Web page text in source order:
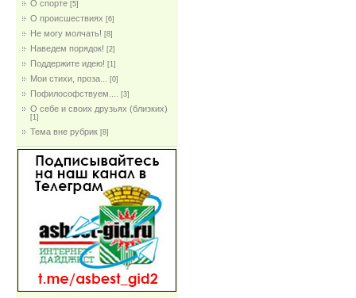
О спорте [5]
О происшествиях [6]
Не могу молчать! [8]
Наведем порядок! [2]
Поддержите идею! [1]
Мои стихи, проза... [0]
Пофилософствуем.... [3]
О себе и своих друзьях (близких)
[1]
Тема вне рубрик [8]